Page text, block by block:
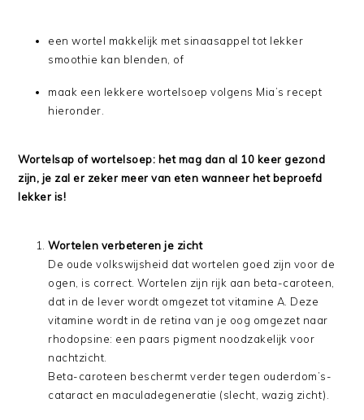
een wortel makkelijk met sinaasappel tot lekker
smoothie kan blenden, of
maak een lekkere wortelsoep volgens Mia’s recept
hieronder.
Wortelsap of wortelsoep: het mag dan al 10 keer gezond
zijn, je zal er zeker meer van eten wanneer het beproefd
lekker is!
Wortelen verbeteren je zicht
De oude volkswijsheid dat wortelen goed zijn voor de
ogen, is correct. Wortelen zijn rijk aan beta-caroteen,
dat in de lever wordt omgezet tot vitamine A. Deze
vitamine wordt in de retina van je oog omgezet naar
rhodopsine: een paars pigment noodzakelijk voor
nachtzicht.
Beta-caroteen beschermt verder tegen ouderdom’s-
cataract en maculadegeneratie (slecht, wazig zicht).